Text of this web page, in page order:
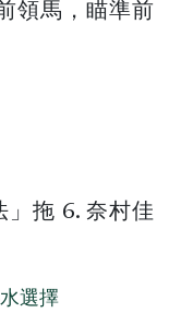
領馬，瞄準前
」拖 6. 奈村佳
選擇